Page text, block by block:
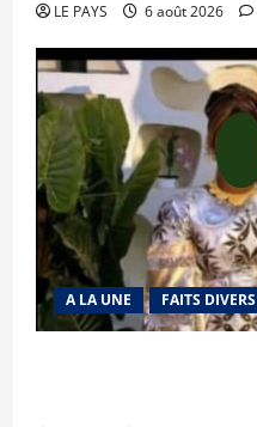
LE PAYS 6 août 2026
A LA UNE FAITS DIVERS